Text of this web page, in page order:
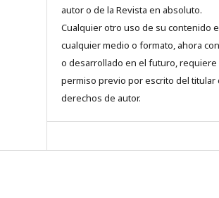
autor o de la Revista en absoluto.
Cualquier otro uso de su contenido
cualquier medio o formato, ahora
o desarrollado en el futuro, requiere
permiso previo por escrito del titular
derechos de autor.